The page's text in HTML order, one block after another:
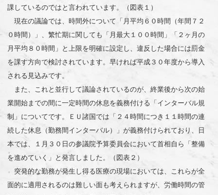
課しているのではと言われています。（図表１）
現在の議論では、時間外について「月平均６０時間（年間７２
０時間）」、繁忙期に関しても「月最大１００時間」「２ヶ月の
月平均８０時間」と上限を明確に設定し、違反した場合には罰金
を課す方向で検討されています。早ければ平成３０年度から導入
される見込みです。
また、これと並行して議論されているのが、終業後から次の始
業開始までの間に一定時間の休息を義務付ける「インターバル規
制」についてです。ＥＵ諸国では「２４時間につき１１時間の連
続した休息（勤務間インターバル）」が義務付けられており、日
本では、１月３０日の参議院予算委員会において首相自ら「整備
を進めていく」と発言しました。（図表２）
突発的な勤務が発生し得る医療の現場においては、これらが全
面的に適用されるのは難しい面も考えられますが、労働時間の管